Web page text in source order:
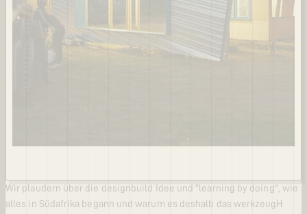
Wir plaudern über die designbuild Idee und "learning by doing", wie
alles in Südafrika begann und warum es deshalb das werkzeugH